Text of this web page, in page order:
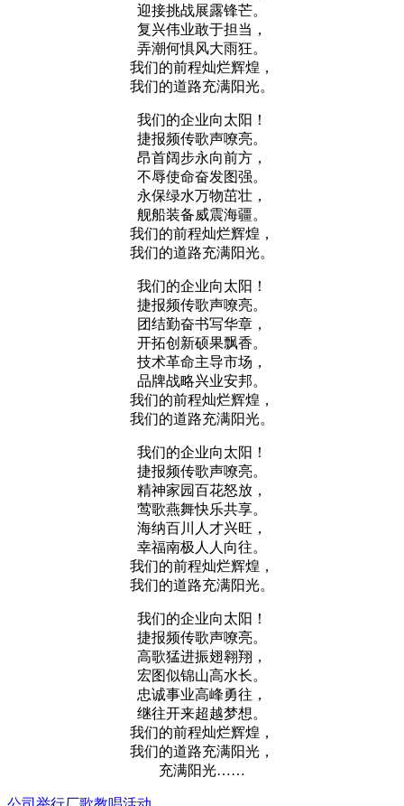
迎接挑战展露锋芒。
复兴伟业敢于担当，
弄潮何惧风大雨狂。
我们的前程灿烂辉煌，
我们的道路充满阳光。
我们的企业向太阳！
捷报频传歌声嘹亮。
昂首阔步永向前方，
不辱使命奋发图强。
永保绿水万物茁壮，
舰船装备威震海疆。
我们的前程灿烂辉煌，
我们的道路充满阳光。
我们的企业向太阳！
捷报频传歌声嘹亮。
团结勤奋书写华章，
开拓创新硕果飘香。
技术革命主导市场，
品牌战略兴业安邦。
我们的前程灿烂辉煌，
我们的道路充满阳光。
我们的企业向太阳！
捷报频传歌声嘹亮。
精神家园百花怒放，
莺歌燕舞快乐共享。
海纳百川人才兴旺，
幸福南极人人向往。
我们的前程灿烂辉煌，
我们的道路充满阳光。
我们的企业向太阳！
捷报频传歌声嘹亮。
高歌猛进振翅翱翔，
宏图似锦山高水长。
忠诚事业高峰勇往，
继往开来超越梦想。
我们的前程灿烂辉煌，
我们的道路充满阳光，
充满阳光……